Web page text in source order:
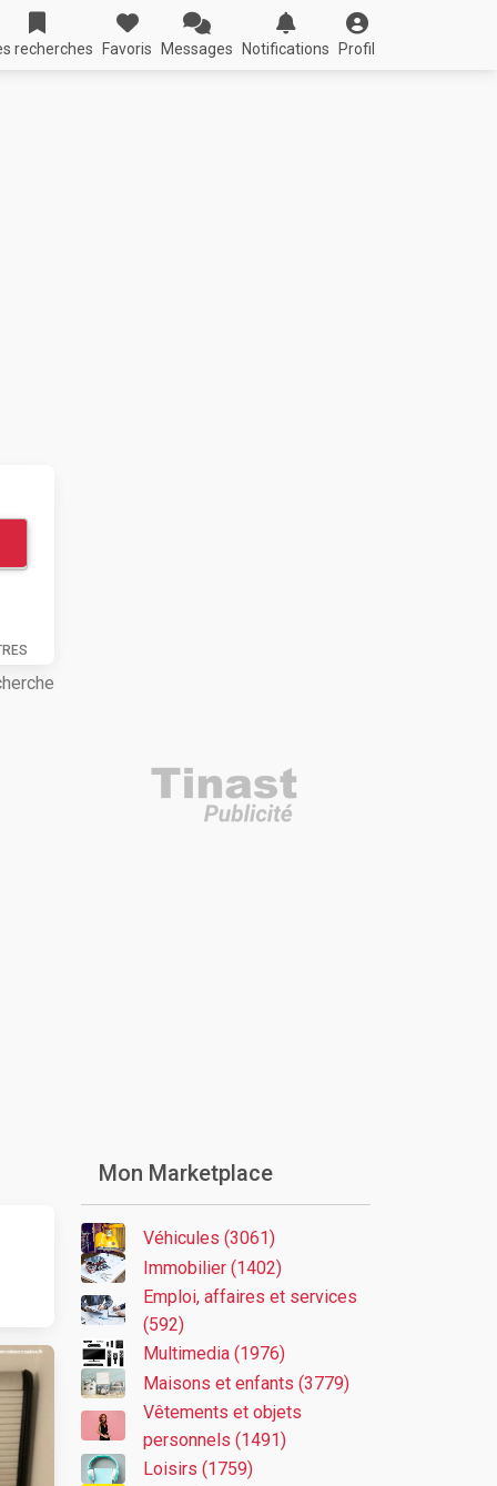
recherches Favoris Messages Notifications Profil
Mon Marketplace
Véhicules (3061)
Immobilier (1402)
Emploi, affaires et services
(592)
Multimedia (1976)
Maisons et enfants (3779)
Vêtements et objets
personnels (1491)
Loisirs (1759)